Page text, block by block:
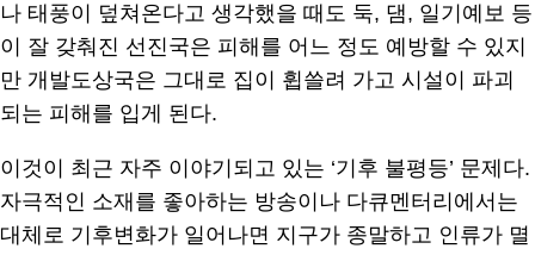
나 태풍이 덮쳐온다고 생각했을 때도 둑, 댐, 일기예보 등
이 잘 갖춰진 선진국은 피해를 어느 정도 예방할 수 있지
만 개발도상국은 그대로 집이 휩쓸려 가고 시설이 파괴
되는 피해를 입게 된다.
이것이 최근 자주 이야기되고 있는 ‘기후 불평등’ 문제다.
자극적인 소재를 좋아하는 방송이나 다큐멘터리에서는
대체로 기후변화가 일어나면 지구가 종말하고 인류가 멸